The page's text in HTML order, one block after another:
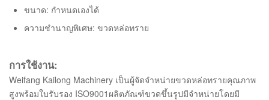
ขนาด: กำหนดเองได้
ความชำนาญพิเศษ: ขวดหล่อทราย
การใช้งาน:
Weifang Kailong Machinery เป็นผู้จัดจำหน่ายขวดหล่อทรายคุณภาพ
สูงพร้อมใบรับรอง ISO9001ผลิตภัณฑ์ขวดขึ้นรูปมีจำหน่ายโดยมี